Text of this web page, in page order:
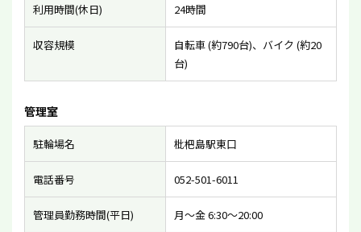
利用時間(休日) 24時間
収容規模
自転車 (約790台)、バイク (約20
台)
管理室
駐輪場名 枇杷島駅東口
電話番号 052-501-6011
管理員勤務時間(平日) 月〜金 6:30〜20:00